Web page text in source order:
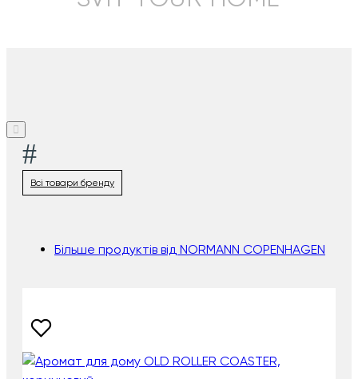
#
Всі товари бренду
Більше продуктів від NORMANN COPENHAGEN